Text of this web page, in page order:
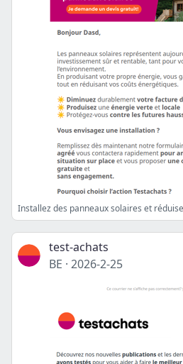
Installez des panneaux solaires et
test-achats
BE · 2026-2-25